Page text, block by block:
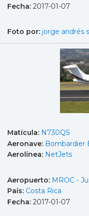
Fecha: 2017-01-07
Foto por: jorge andrés
Matícula: N730QS
Aeronave: Bombardier
Aerolínea: NetJets
Aeropuerto: MROC -
País: Costa Rica
Fecha: 2017-01-07